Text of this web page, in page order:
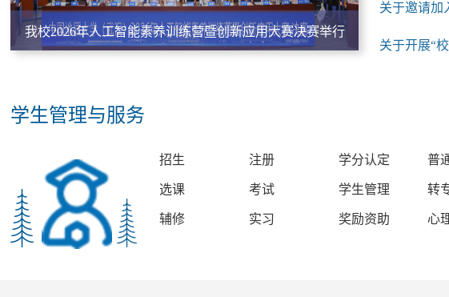
我校2026年人工智能素养训练营暨创新应用大赛决赛举行
关于邀请加
关于开展“
学生管理与服务
招生 注册 学分认定 普
选课 考试 学生管理
辅修 实习 奖励资助 心